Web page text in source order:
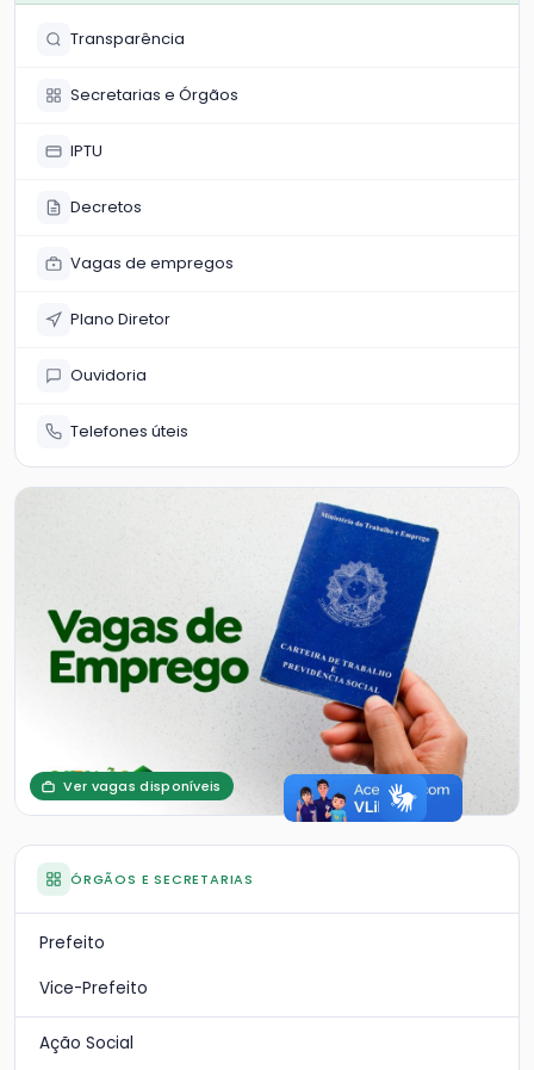
Transparência
Secretarias e Órgãos
IPTU
Decretos
Vagas de empregos
Plano Diretor
Ouvidoria
Telefones úteis
Ver vagas disponíveis
ÓRGÃOS E SECRETARIAS
Prefeito
Vice-Prefeito
Ação Social